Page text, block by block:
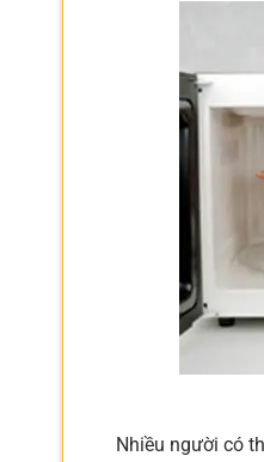
Nhiều người có